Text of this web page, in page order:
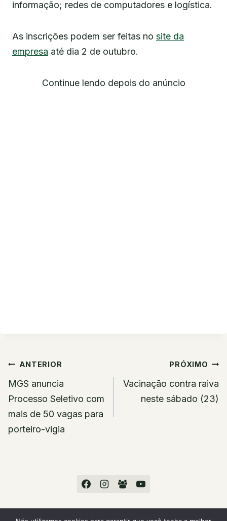
informação; redes de computadores e logística.
As inscrições podem ser feitas no site da
empresa até dia 2 de outubro.
Continue lendo depois do anúncio
Navegação
de
Post
ANTERIOR
MGS anuncia
Processo Seletivo com
mais de 50 vagas para
porteiro-vigia
PRÓXIMO
Vacinação contra raiva
neste sábado (23)